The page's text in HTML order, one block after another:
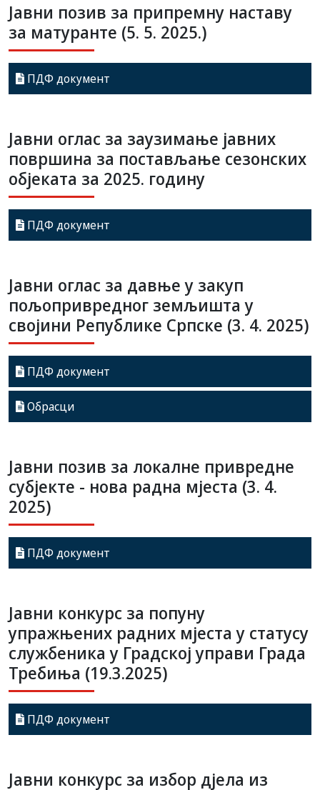
Јавни позив за припремну наставу
за матуранте (5. 5. 2025.)
ПДФ документ
Јавни оглас за заузимање јавних
површина за постављање сезонских
објеката за 2025. годину
ПДФ документ
Јавни оглас за давње у закуп
пољопривредног земљишта у
својини Републике Српске (3. 4. 2025)
ПДФ документ
Обрасци
Јавни позив за локалне привредне
субјекте - нова радна мјеста (3. 4.
2025)
ПДФ документ
Јавни конкурс за попуну
упражњених радних мјеста у статусу
службеника у Градској управи Града
Требиња (19.3.2025)
ПДФ документ
Јавни конкурс за избор дјела из